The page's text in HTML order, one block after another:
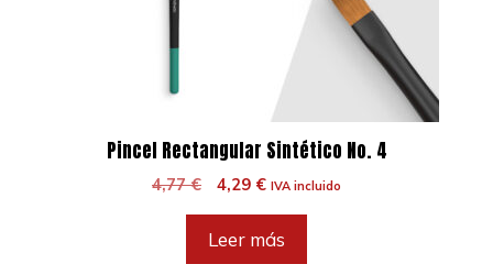
Pincel Rectangular Sintético No. 4
4,77€
El
original
era:
4,29 €El
actual
es:
IVA incluido
Leer más